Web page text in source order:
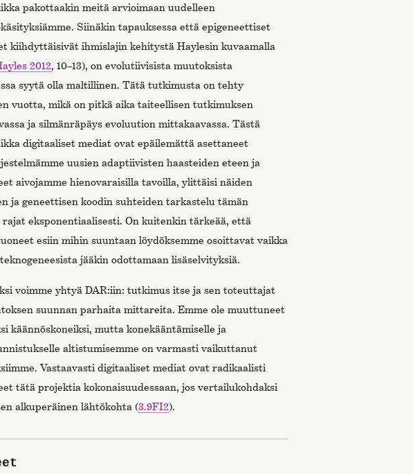
pakottaakin meitä arvioimaan uudelleen
Siinäkin tapauksessa että epigeneettiset
kiihdyttäisivät ihmislajin kehitystä Haylesin kuvaamalla
2012, 10–13), on evolutiivisista muutoksista
syytä olla maltillinen. Tätä tutkimusta on tehty
vuotta, mikä on pitkä aika taiteellisen tutkimuksen
ja silmänräpäys evoluution mittakaavassa. Tästä
digitaaliset mediat ovat epäilemättä asettaneet
uusien adaptiivisten haasteiden eteen ja
aivojamme hienovaraisilla tavoilla, ylittäisi näiden
ja geneettisen koodin suhteiden tarkastelu tämän
eksponentiaalisesti. On kuitenkin tärkeää, että
esiin mihin suuntaan löydöksemme osoittavat vaikka
jääkin odottamaan lisäselvityksiä.
voimme yhtyä DAR:iin: tutkimus itse ja sen toteuttajat
suunnan parhaita mittareita. Emme ole muuttuneet
käännöskoneiksi, mutta konekääntämiselle ja
altistumisemme on varmasti vaikuttanut
Vastaavasti digitaaliset mediat ovat radikaalisti
tätä projektia kokonaisuudessaan, jos vertailukohdaksi
alkuperäinen lähtökohta (3.9FI2).